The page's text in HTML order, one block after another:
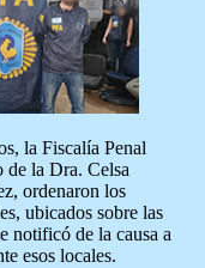
la Fiscalía Penal
de la Dra. Celsa
ordenaron los
ubicados sobre las
notificó de la causa a
esos locales.